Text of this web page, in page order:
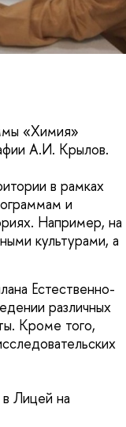
«Химия»
А.И. Крылов.
в рамках
и
Например, на
культурами, а
Естественно-
различных
Кроме того,
Лицей на